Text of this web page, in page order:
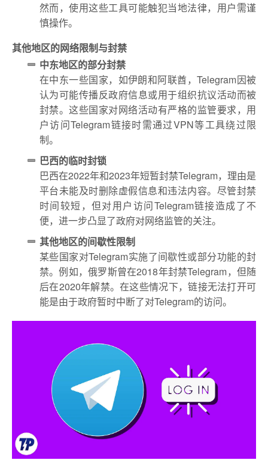
然而，使用这些工具可能触犯当地法律，用户需谨
慎操作。
其他地区的网络限制与封禁
中东地区的部分封禁
在中东一些国家，如伊朗和阿联酋，Telegram因被
认为可能传播反政府信息或用于组织抗议活动而被
封禁。这些国家对网络活动有严格的监管要求，用
户访问Telegram链接时需通过VPN等工具绕过限
制。
巴西的临时封锁
巴西在2022年和2023年短暂封禁Telegram，理由是
平台未能及时删除虚假信息和违法内容。尽管封禁
时间较短，但对用户访问Telegram链接造成了不
便，进一步凸显了政府对网络监管的关注。
其他地区的间歇性限制
某些国家对Telegram实施了间歇性或部分功能的封
禁。例如，俄罗斯曾在2018年封禁Telegram，但随
后在2020年解禁。在这些情况下，链接无法打开可
能是由于政府暂时中断了对Telegram的访问。